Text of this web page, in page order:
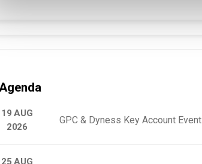
19 AUG
2026
GPC & Dyness Key Account Event
25 AUG